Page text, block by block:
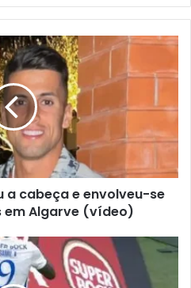
a cabeça e envolveu-se
em Algarve (vídeo)